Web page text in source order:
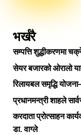
भर्खरै
सम्पत्ति शुद्धीकरणमा
सेयर बजारको ओरालो
रिलायबल समृद्धि
प्रधानमन्त्री शाहले
करदाता प्रोत्साहन
डा. वाग्ले